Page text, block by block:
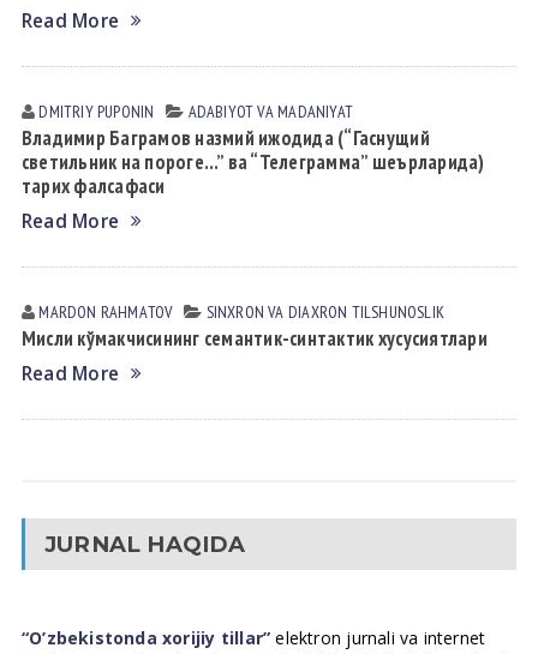
Read More
DMITRIY PUPONIN АDАBIYOT VА MАDАNIYAT
Владимир Баграмов назмий ижодида (“Гаснущий
светильник на пороге…” ва “Телеграмма” шеърларида)
тарих фалсафаси
Read More
MARDON RАHMАTOV SINXRON VА DIАXRON TILSHUNOSLIK
Мисли кўмакчисининг семантик-синтактик хусусиятлари
Read More
JURNAL HAQIDA
“O’zbekistonda xorijiy tillar” elektron jurnali va internet